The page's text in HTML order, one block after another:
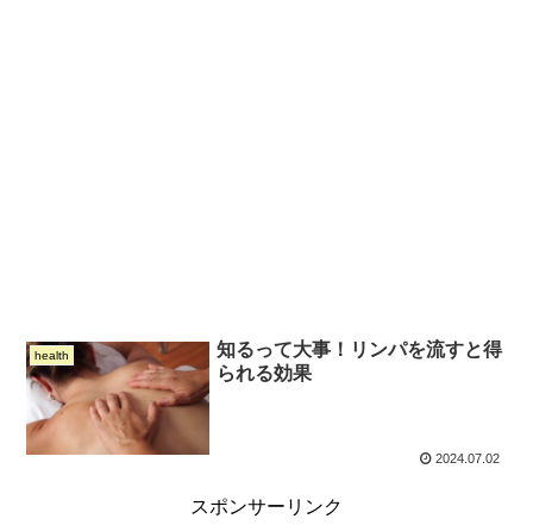
health
知るって大事！リンパを流すと得
られる効果
2024.07.02
スポンサーリンク